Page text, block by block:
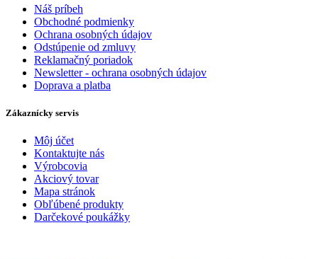
Náš príbeh
Obchodné podmienky
Ochrana osobných údajov
Odstúpenie od zmluvy
Reklamačný poriadok
Newsletter - ochrana osobných údajov
Doprava a platba
Zákaznícky servis
Môj účet
Kontaktujte nás
Výrobcovia
Akciový tovar
Mapa stránok
Obľúbené produkty
Darčekové poukážky